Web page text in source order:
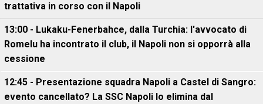
trattativa in corso con il Napoli
13:00 - Lukaku-Fenerbahce, dalla Turchia: l'avvocato di
Romelu ha incontrato il club, il Napoli non si opporrà alla
cessione
12:45 - Presentazione squadra Napoli a Castel di Sangro:
evento cancellato? La SSC Napoli lo elimina dal